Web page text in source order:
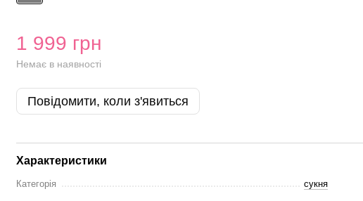
1 999 грн
Немає в наявності
Повідомити, коли з'явиться
Характеристики
Категорія сукня